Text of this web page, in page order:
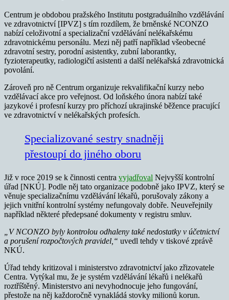
Centrum je obdobou pražského Institutu postgraduálního vzdělávání
ve zdravotnictví [IPVZ] s tím rozdílem, že brněnské NCONZO
nabízí celoživotní a specializační vzdělávání nelékařskému
zdravotnickému personálu. Mezi něj patří například všeobecné
zdravotní sestry, porodní asistentky, zubní laborantky,
fyzioterapeutky, radiologičtí asistenti a další nelékařská zdravotnická
povolání.
Zároveň pro ně Centrum organizuje rekvalifikační kurzy nebo
vzdělávací akce pro veřejnost. Od loňského února nabízí také
jazykové i profesní kurzy pro příchozí ukrajinské běžence pracující
ve zdravotnictví v nelékařských profesích.
Specializované sestry snadněji
přestoupí do jiného oboru
Již v roce 2019 se k činnosti centra vyjadřoval Nejvyšší kontrolní
úřad [NKÚ]. Podle něj tato organizace podobně jako IPVZ, který se
věnuje specializačnímu vzdělávání lékařů, porušovaly zákony a
jejich vnitřní kontrolní systémy nefungovaly dobře. Neuveřejnily
například některé předepsané dokumenty v registru smluv.
„V NCONZO byly kontrolou odhaleny také nedostatky v účetnictví
a porušení rozpočtových pravidel,“ uvedl tehdy v tiskové zprávě
NKÚ.
Úřad tehdy kritizoval i ministerstvo zdravotnictví jako zřizovatele
Centra. Vytýkal mu, že je systém vzdělávání lékařů i nelékařů
roztříštěný. Ministerstvo ani nevyhodnocuje jeho fungování,
přestože na něj každoročně vynakládá stovky milionů korun.